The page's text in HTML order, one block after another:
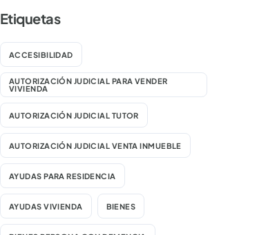
Etiquetas
ACCESIBILIDAD
AUTORIZACIÓN JUDICIAL PARA VENDER
VIVIENDA
AUTORIZACIÓN JUDICIAL TUTOR
AUTORIZACIÓN JUDICIAL VENTA INMUEBLE
AYUDAS PARA RESIDENCIA
AYUDAS VIVIENDA BIENES